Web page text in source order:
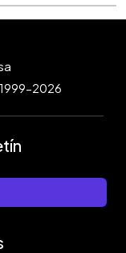
2026